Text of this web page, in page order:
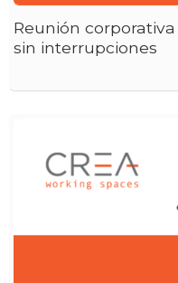
Reunión
sin interrupciones